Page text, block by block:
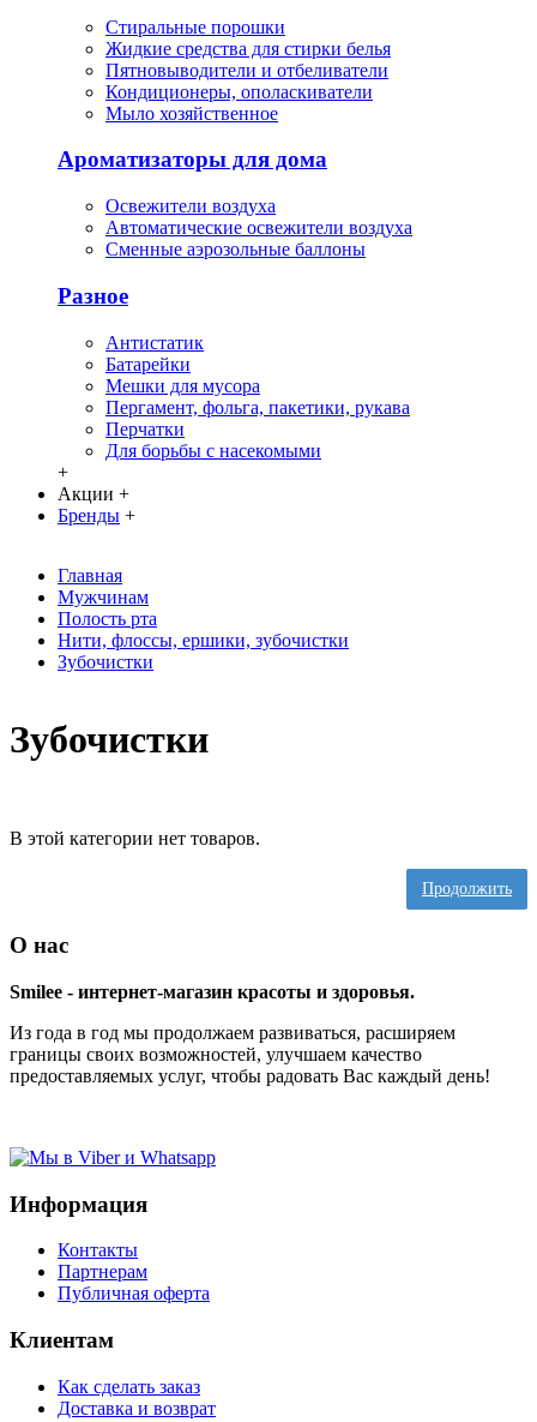
Стиральные порошки
Жидкие средства для стирки белья
Пятновыводители и отбеливатели
Кондиционеры, ополаскиватели
Мыло хозяйственное
Ароматизаторы для дома
Освежители воздуха
Автоматические освежители воздуха
Сменные аэрозольные баллоны
Разное
Антистатик
Батарейки
Мешки для мусора
Пергамент, фольга, пакетики, рукава
Перчатки
Для борьбы с насекомыми
+
Акции +
Бренды +
Главная
Мужчинам
Полость рта
Нити, флосcы, ершики, зубочистки
Зубочистки
Зубочистки
В этой категории нет товаров.
Продолжить
О нас
Smilee - интернет-магазин красоты и здоровья.
Из года в год мы продолжаем развиваться, расширяем
границы своих возможностей, улучшаем качество
предоставляемых услуг, чтобы радовать Вас каждый день!
Информация
Контакты
Партнерам
Публичная оферта
Клиентам
Как сделать заказ
Доставка и возврат